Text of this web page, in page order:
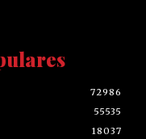
72986
55535
18037